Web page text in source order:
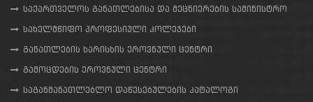
საქართველოს განათლებისა და მეცნიერების სამინისტრო
სახელმწიფო პროფესიული კოლეჯები
განათლების ხარისხის ეროვნული ცენტრი
გამოცდების ეროვნული ცენტრი
საგანმანათლებლო დაწესებულების კატალოგი